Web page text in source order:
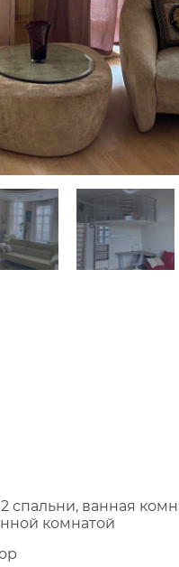
спальни, ванная
комнатой